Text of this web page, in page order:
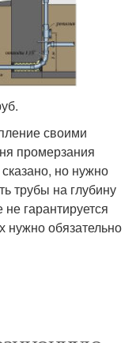
своими
промерзания
но нужно
трубы на глубину
гарантируется
нужно обязательно